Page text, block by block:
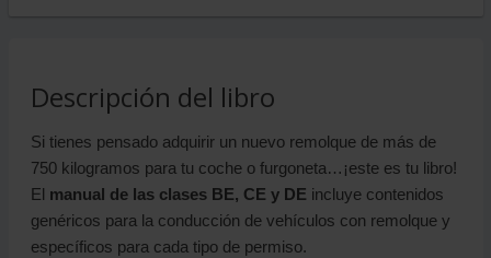
Descripción del libro
Si tienes pensado adquirir un nuevo remolque de más de
750 kilogramos para tu coche o furgoneta…¡este es tu libro!
El manual de las clases BE, CE y DE incluye contenidos
genéricos para la conducción de vehículos con remolque y
específicos para cada tipo de permiso.